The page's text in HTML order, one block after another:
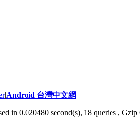
|Android 台灣中文網
in 0.020480 second(s), 18 queries ,